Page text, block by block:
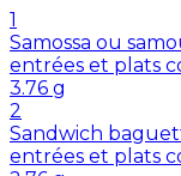
1
Samossa ou
entrées et plats
3.76 g
2
Sandwich
entrées et plats